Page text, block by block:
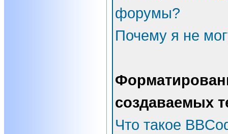
форумы?
Почему я не
создаваемых
Что такое